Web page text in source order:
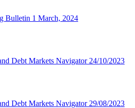
Bulletin 1 March, 2024
Debt Markets Navigator 24/10/2023
Debt Markets Navigator 29/08/2023